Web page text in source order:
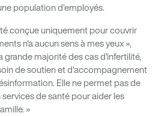
population d’employés.
conçue uniquement pour couvrir
n'a aucun sens à mes yeux »,
grande majorité des cas d'infertilité,
de soutien et d'accompagnement
Elle ne permet pas de
de santé pour aider les
»